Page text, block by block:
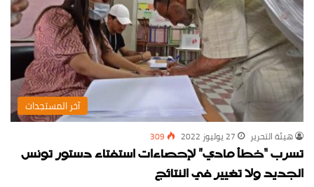
‏آخر المستجدات
‏هيئة ‏التحرير 27 يوليوز 2022 309
تسرب “خطأ مادي” لإحصاءات استفتاء دستور تونس
الجديد ولا تغيير في النتائج